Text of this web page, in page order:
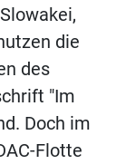
die
des
"Im
Doch im
Flotte